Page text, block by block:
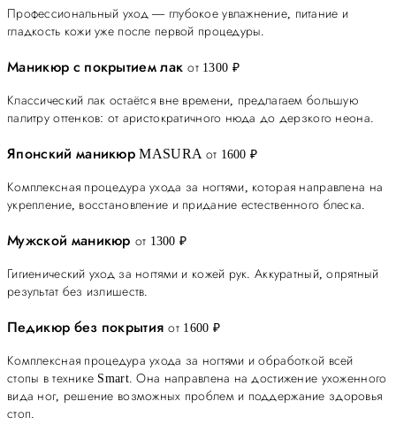
Профессиональный уход — глубокое увлажнение, питание и
гладкость кожи уже после первой процедуры.
Маникюр с покрытием лак от 1300 ₽
Классический лак остаётся вне времени, предлагаем большую
палитру оттенков: от аристократичного нюда до дерзкого неона.
Японский маникюр MASURA от 1600 ₽
Комплексная процедура ухода за ногтями, которая направлена на
укрепление, восстановление и придание естественного блеска.
Мужской маникюр от 1300 ₽
Гигиенический уход за ногтями и кожей рук. Аккуратный, опрятный
результат без излишеств.
Педикюр без покрытия от 1600 ₽
Комплексная процедура ухода за ногтями и обработкой всей
стопы в технике Smart. Она направлена на достижение ухоженного
вида ног, решение возможных проблем и поддержание здоровья
стоп.